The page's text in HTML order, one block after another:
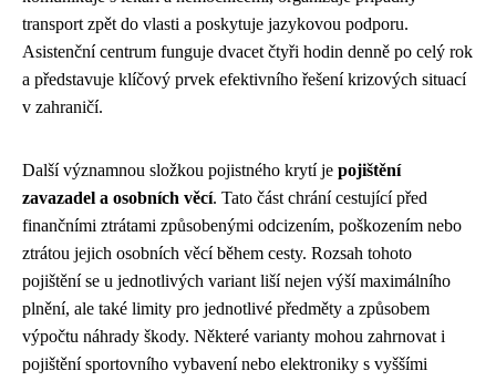
transport zpět do vlasti a poskytuje jazykovou podporu.
Asistenční centrum funguje dvacet čtyři hodin denně po celý rok
a představuje klíčový prvek efektivního řešení krizových situací
v zahraničí.
Další významnou složkou pojistného krytí je pojištění
zavazadel a osobních věcí. Tato část chrání cestující před
finančními ztrátami způsobenými odcizením, poškozením nebo
ztrátou jejich osobních věcí během cesty. Rozsah tohoto
pojištění se u jednotlivých variant liší nejen výší maximálního
plnění, ale také limity pro jednotlivé předměty a způsobem
výpočtu náhrady škody. Některé varianty mohou zahrnovat i
pojištění sportovního vybavení nebo elektroniky s vyššími